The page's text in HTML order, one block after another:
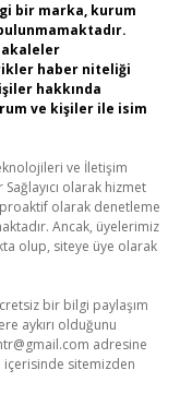
bir marka, kurum
haber niteliği
hakkında
ve kişiler ile isim
ve İletişim
olarak hizmet
olarak denetleme
Ancak, üyelerimiz
olup, siteye üye olarak
bir bilgi paylaşım
aykırı olduğunu
adresine
sitemizden